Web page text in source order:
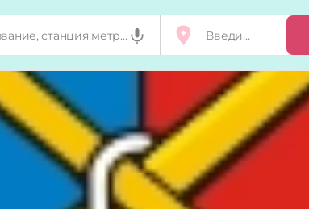
Добавить,
Мой
Запросы на